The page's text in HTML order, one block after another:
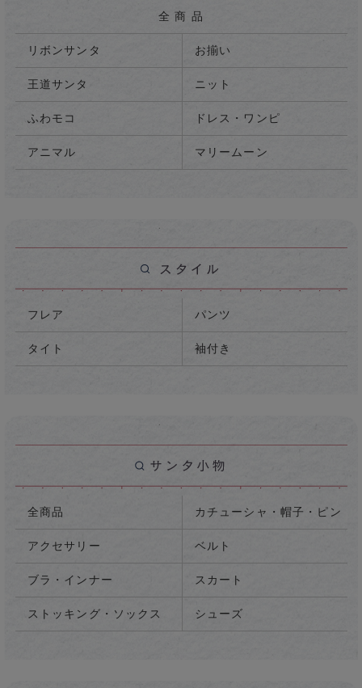
全 商 品
リボンサンタ お揃い
王道サンタ ニット
ふわモコ ドレス・ワンピ
アニマル マリームーン
フレア パンツ
タイト 袖付き
全商品 カチューシャ・帽子・ピン
アクセサリー ベルト
ブラ・インナー スカート
ストッキング・ソックス シューズ